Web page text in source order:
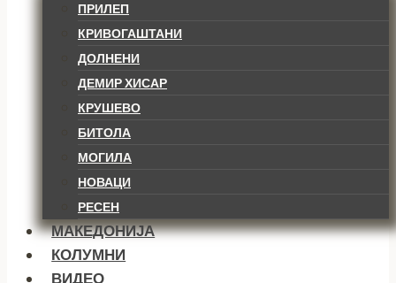
ПРИЛЕП
КРИВОГАШТАНИ
ДОЛНЕНИ
ДЕМИР ХИСАР
КРУШЕВО
БИТОЛА
МОГИЛА
НОВАЦИ
РЕСЕН
МАКЕДОНИЈА
КОЛУМНИ
ВИДЕО